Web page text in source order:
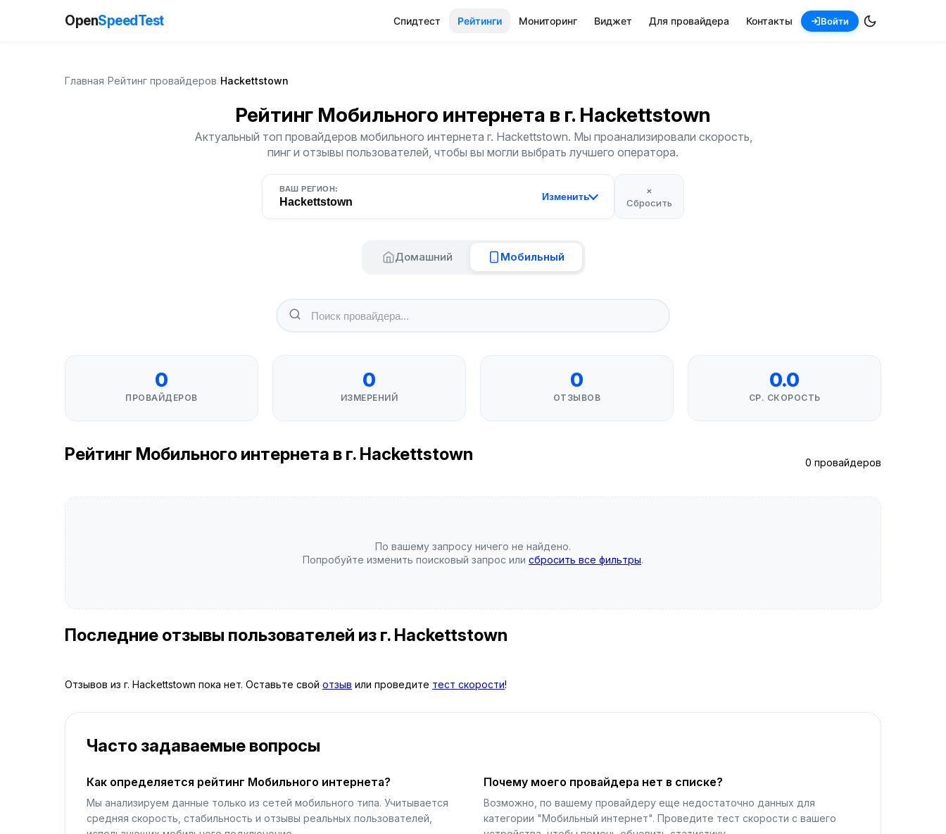
OpenSpeedTest Спидтест Рейтинги Мониторинг Виджет Для провайдера Контакты Войти
Главная Рейтинг провайдеров Hackettstown
Рейтинг Мобильного интернета в г. Hackettstown
Актуальный топ провайдеров мобильного интернета г. Hackettstown. Мы проанализировали скорость,
пинг и отзывы пользователей, чтобы вы могли выбрать лучшего оператора.
ВАШ РЕГИОН:
Hackettstown Изменить
×
Сбросить
Домашний Мобильный
0
ПРОВАЙДЕРОВ
0
ИЗМЕРЕНИЙ
0
ОТЗЫВОВ
0.0
СР. СКОРОСТЬ
Рейтинг Мобильного интернета в г. Hackettstown 0 провайдеров
По вашему запросу ничего не найдено.
Попробуйте изменить поисковый запрос или сбросить все фильтры.
Последние отзывы пользователей из г. Hackettstown
Отзывов из г. Hackettstown пока нет. Оставьте свой отзыв или проведите тест скорости!
Часто задаваемые вопросы
Как определяется рейтинг Мобильного интернета?
Мы анализируем данные только из сетей мобильного типа. Учитывается
средняя скорость, стабильность и отзывы реальных пользователей,
Почему моего провайдера нет в списке?
Возможно, по вашему провайдеру еще недостаточно данных для
категории "Мобильный интернет". Проведите тест скорости с вашего